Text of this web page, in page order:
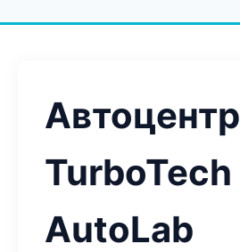
Автоцентр
TurboTech
AutoLab